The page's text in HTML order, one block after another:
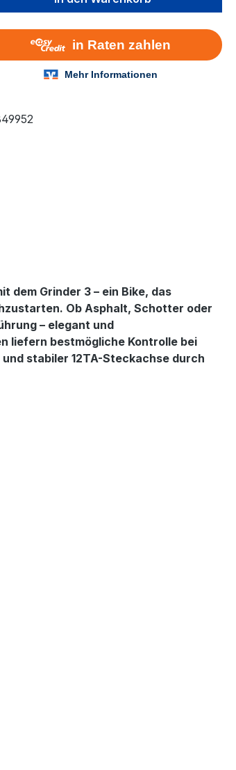
dem Grinder 3 – ein Bike, das
Ob Asphalt, Schotter oder
– elegant und
liefern bestmögliche Kontrolle bei
stabiler 12TA-Steckachse durch